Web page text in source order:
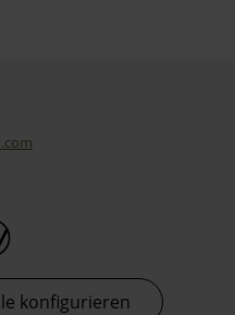
konfigurieren